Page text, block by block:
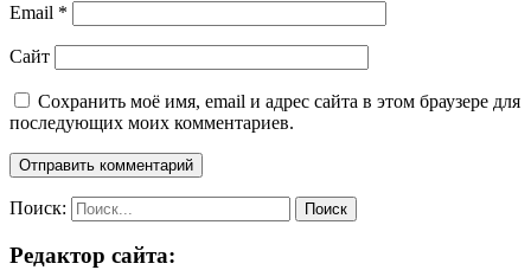
Email *
Сайт
Сохранить моё имя, email и адрес сайта в этом браузере для
последующих моих комментариев.
Поиск:
Редактор сайта: